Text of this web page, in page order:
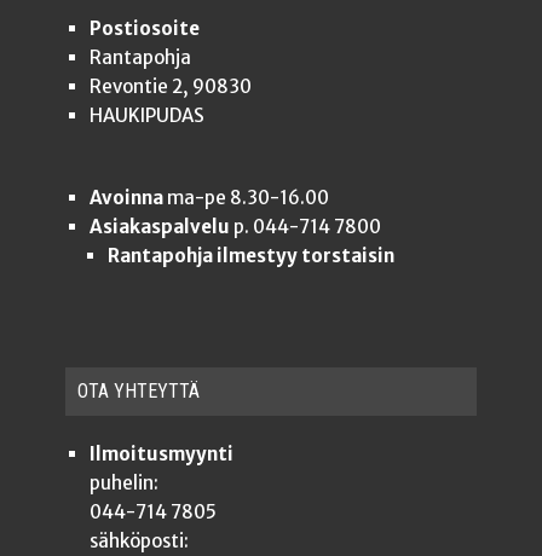
Postiosoite
Rantapohja
Revontie 2, 90830
HAUKIPUDAS
Avoinnama-pe 8.30-16.00
Asiakaspalvelu p. 044-714 7800
Rantapohja ilmestyy torstaisin
OTA YHTEYT­TÄ
Ilmoitusmyynti
puhelin:
044-714 7805
sähköposti: